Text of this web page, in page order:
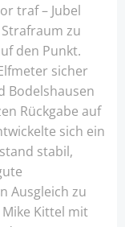
traf – Jubel
zu
den Punkt.
sicher
Bodelshausen
Rückgabe auf
sich ein
stabil,
Ausgleich zu
Kittel mit